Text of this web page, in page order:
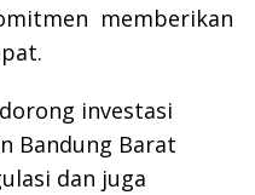
memberikan
investasi
Bandung Barat
dan juga